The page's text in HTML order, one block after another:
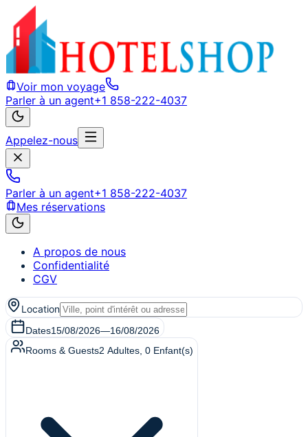
Voir mon voyage
Parler à un agent+1 858-222-4037
Appelez-nous
Parler à un agent+1 858-222-4037
Mes réservations
A propos de nous
Confidentialité
CGV
Location
Dates15/08/2026—16/08/2026
Rooms & Guests2 Adultes 0 Enfant(s)